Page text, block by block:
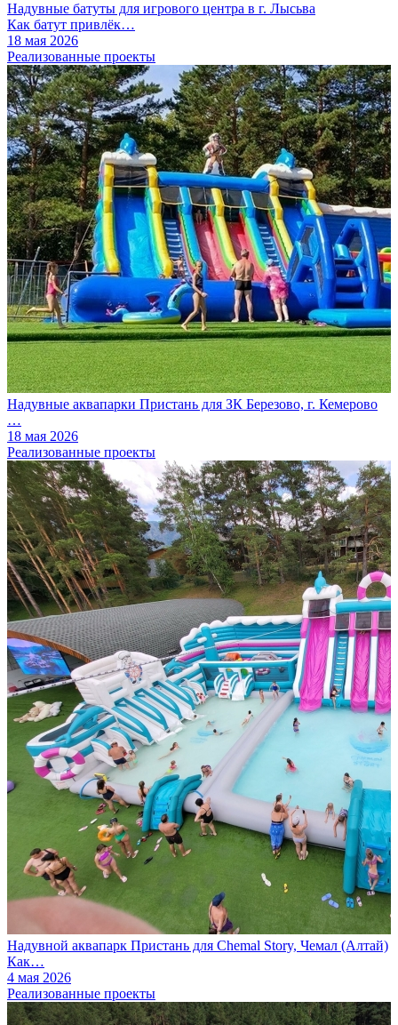
Надувные батуты для игрового центра в г. Лысьва
Как батут привлёк…
18 мая 2026
Реализованные проекты
Надувные аквапарки Пристань для ЗК Березово, г. Кемерово
…
18 мая 2026
Реализованные проекты
Надувной аквапарк Пристань для Chemal Story, Чемал (Алтай)
Как…
4 мая 2026
Реализованные проекты